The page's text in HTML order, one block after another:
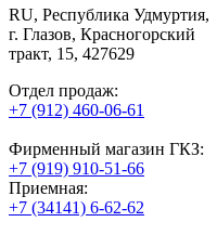
RU, Республика Удмуртия,
г. Глазов, Красногорский
тракт, 15, 427629
Отдел продаж:
+7 (912) 460-06-61
Фирменный магазин ГКЗ:
+7 (919) 910-51-66
Приемная:
+7 (34141) 6-62-62